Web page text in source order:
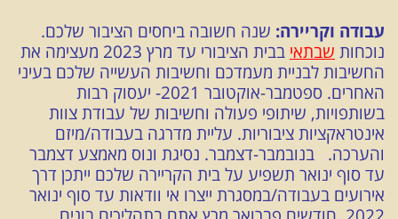
עבודה וקריירה: שנה חשובה ביחסים הציבור שלכם.
נוכחות שבתאי
בבית הציבורי עד מרץ 2023 מעצימה את
החשיבות לבניית מעמדכם וחשיבות העשייה שלכם בעיני
האחרים. ספטמבר-אוקטובר 2021- יעסוק רבות
בשותפויות, שיתופי פעולה וחשיבות של עבודת צוות
אינטראקציות ציבוריות. עליית מדרגה בעבודה/מיזם
והערכה. בנובמבר-דצמבר. נסיגת ונוס מאמצע דצמבר
עד סוף ינואר תשפיע על בית הקריירה שלכם ייתכן דרך
אירועים בעבודה/במסגרת ייצרו אי וודאות עד סוף ינואר